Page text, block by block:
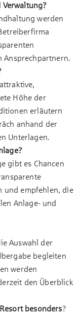
Verwaltung?
werden
Ansprechpartnern.
Höhe der
erläutern
anhand der
Unterlagen.
gibt es Chancen
und empfehlen, die
Anlage- und
Auswahl der
begleiten
werden
den Überblick
besonders?